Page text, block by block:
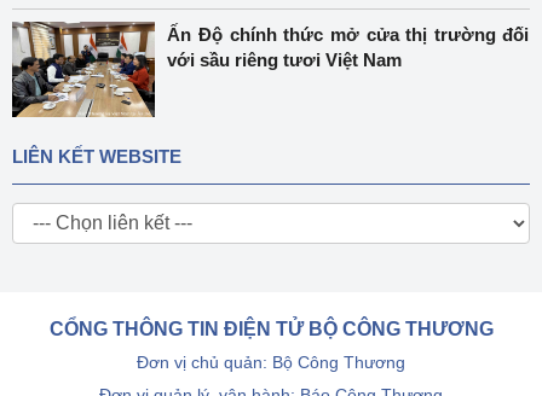
Ấn Độ chính thức mở cửa thị trường đối
với sầu riêng tươi Việt Nam
LIÊN KẾT WEBSITE
CỔNG THÔNG TIN ĐIỆN TỬ BỘ CÔNG THƯƠNG
Đơn vị chủ quản: Bộ Công Thương